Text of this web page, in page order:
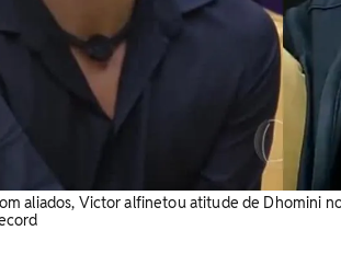
aliados, Victor alfinetou atitude de Dhomini